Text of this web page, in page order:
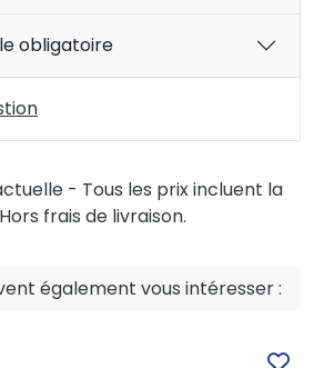
obligatoire
- Tous les prix incluent la
frais de livraison.
également vous intéresser :